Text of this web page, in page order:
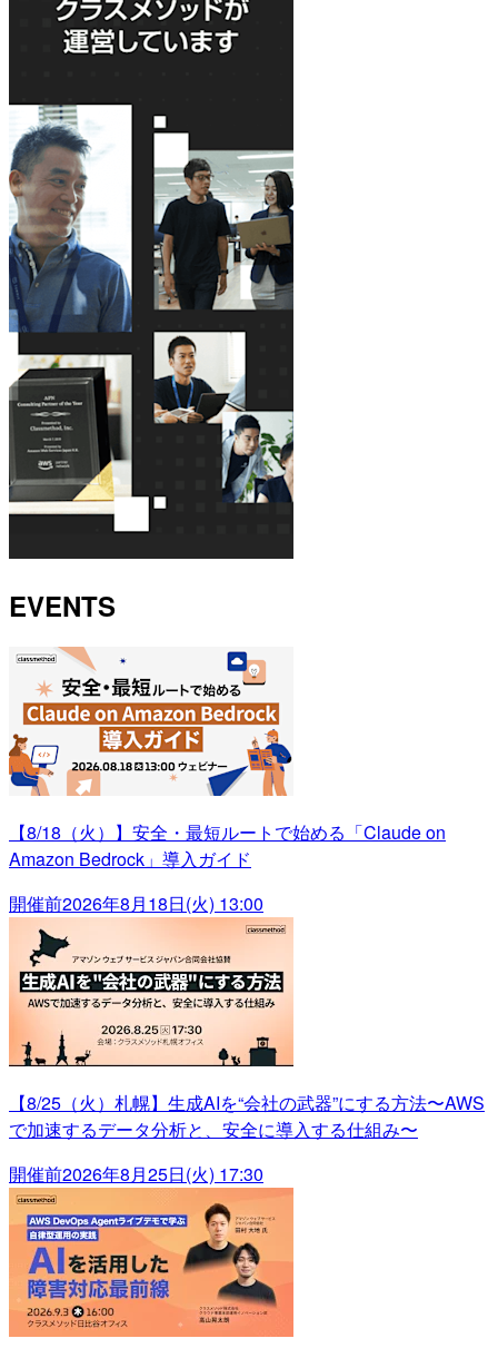
EVENTS
【8/18（火）】安全・最短ルートで始める「Claude on
Amazon Bedrock」導入ガイド
開催前2026年8月18日(火) 13:00
【8/25（火）札幌】生成AIを“会社の武器”にする方法〜AWS
で加速するデータ分析と、安全に導入する仕組み〜
開催前2026年8月25日(火) 17:30